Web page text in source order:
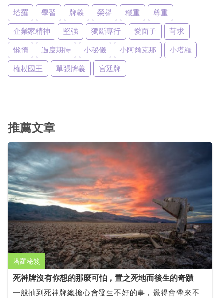
塔羅 學習 牌義 榮譽 穩重
尊重
企業家精神
堅強 獨斷專行 愛面子
苛求
懶惰
過度期待 小秘儀 小阿爾克那
小塔羅
權杖國王
單張牌義 宮廷牌
推薦文章
塔羅秘笈
死神牌沒有你想的那麼可怕，置之死地而後生的奇蹟
一般抽到死神牌總擔心會發生不好的事，覺得會帶來不